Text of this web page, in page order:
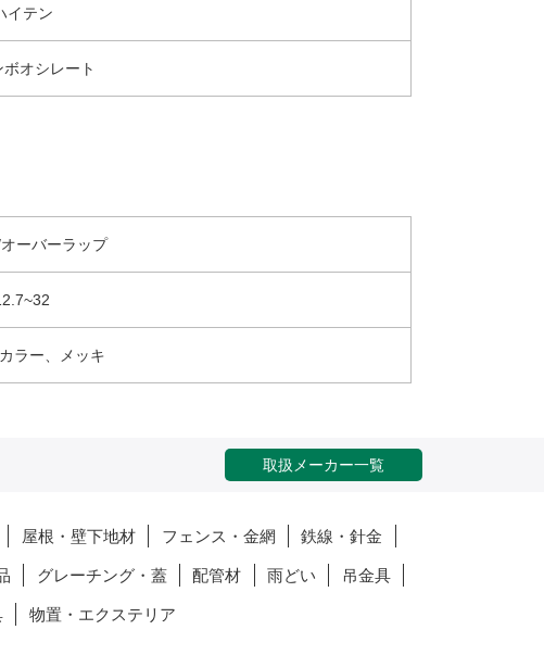
イテン
オシレート
ーバーラップ
ラー、メッキ
取扱メーカー一覧
屋根・壁下地材 フェンス・金網 鉄線・針金
グレーチング・蓋 配管材 雨どい 吊金具
物置・エクステリア